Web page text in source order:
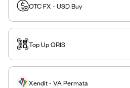
OTC FX - USD Buy
Top Up QRIS
Xendit - VA Permata